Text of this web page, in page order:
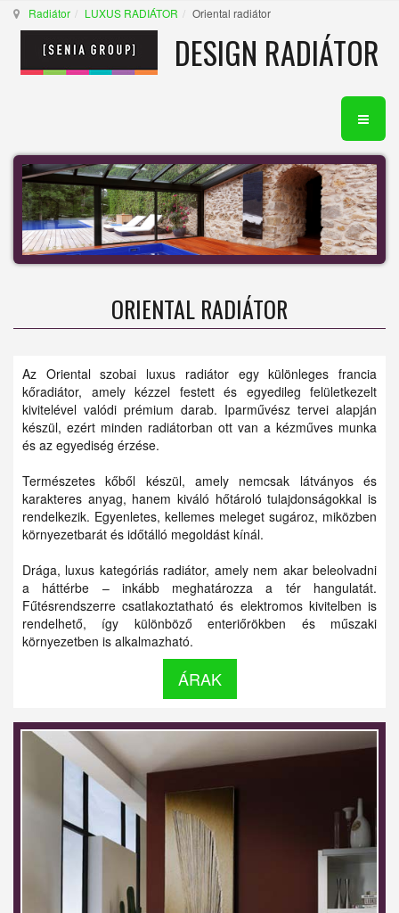
Radiátor LUXUS RADIÁTOR Oriental radiátor
DESIGN RADIÁTOR
ORIENTAL RADIÁTOR
Az Oriental szobai luxus radiátor egy különleges francia
kőradiátor, amely kézzel festett és egyedileg felületkezelt
kivitelével valódi prémium darab. Iparművész tervei alapján
készül, ezért minden radiátorban ott van a kézműves munka
és az egyediség érzése.
Természetes kőből készül, amely nemcsak látványos és
karakteres anyag, hanem kiváló hőtároló tulajdonságokkal is
rendelkezik. Egyenletes, kellemes meleget sugároz, miközben
környezetbarát és időtálló megoldást kínál.
Drága, luxus kategóriás radiátor, amely nem akar beleolvadni
a háttérbe – inkább meghatározza a tér hangulatát.
Fűtésrendszerre csatlakoztatható és elektromos kivitelben is
rendelhető, így különböző enteriőrökben és műszaki
környezetben is alkalmazható.
ÁRAK